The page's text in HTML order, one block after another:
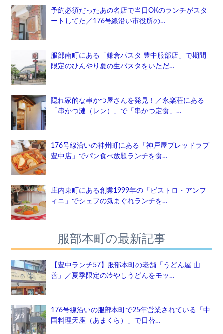
予約必須だったあの名店で当日OKのランチがスタ
ートしてた／176号線沿い市役所の…
服部南町にある「鎌倉パスタ 豊中服部店」で期間
限定のひんやり夏の生パスタをいただ…
隠れ家的な串かつ屋さんを発見！／永楽荘にある
「串かつ漣（レン）」で「串かつ定食」…
176号線沿いの神州町にある「神戸屋ブレッドラブ
豊中店」でパン食べ放題ランチを食…
庄内東町にある創業1999年の「ビストロ・アンフ
ィニ」でシェフの気まぐれランチを…
服部本町の最新記事
【豊中ランチ57】服部本町の老舗「うどん屋 山
善」／夏季限定の冷やしうどんをモッ…
176号線沿いの服部本町で25年営業されている「中
国料理天座（あまくら）」で日替…